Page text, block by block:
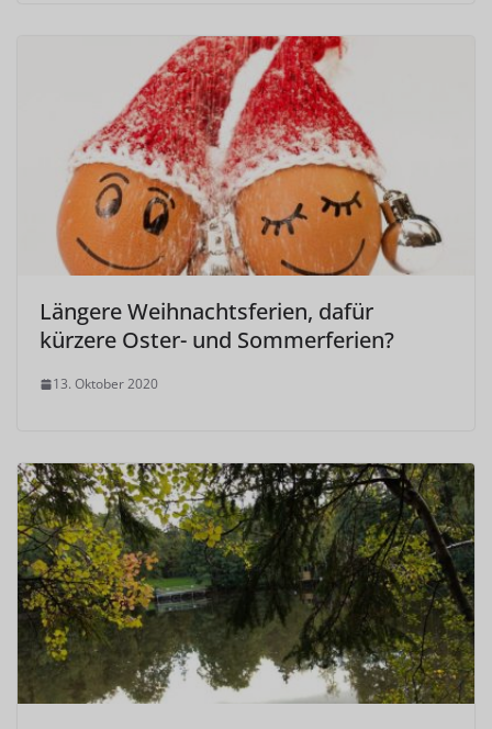
Längere Weihnachtsferien, dafür
kürzere Oster- und Sommerferien?
13. Oktober 2020